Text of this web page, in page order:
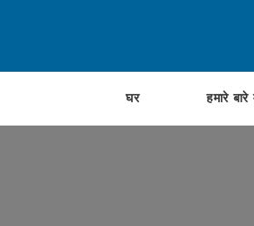
घर हमारे बारे